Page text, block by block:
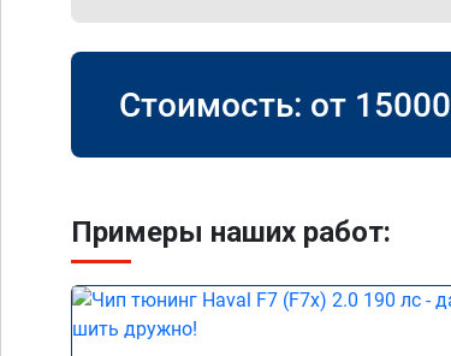
Стоимость: от 15000
Примеры наших работ: